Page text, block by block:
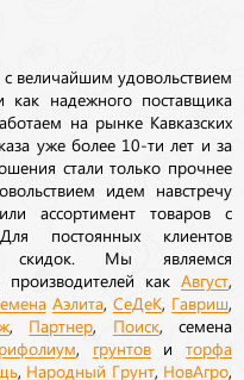
с величайшим удовольствием
как надежного поставщика
на рынке Кавказских
уже более 10-ти лет и за
стали только прочнее
идем навстречу
ассортимент товаров с
постоянных клиентов
скидок. Мы являемся
производителей как Август
Аэлита, СеДеК Гавриш
Партнер Поиск, семена
грунтовиторфа
Народный Грунт, НовАгро